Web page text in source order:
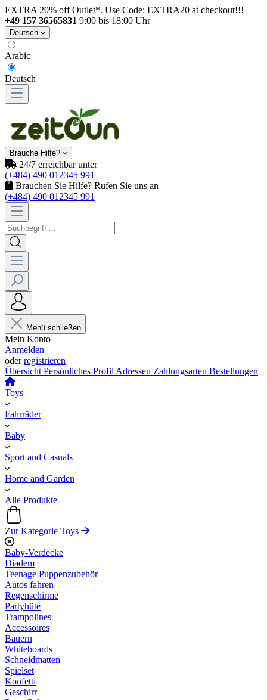
EXTRA 20% off Outlet*. Use Code: EXTRA20 at checkout!!!
+49 157 36565831 9:00 bis 18:00 Uhr
Deutsch
Arabic
Deutsch
Brauche Hilfe?
24/7 erreichbar unter
(+484) 490 012345 991
Brauchen Sie Hilfe? Rufen Sie uns an
(+484) 490 012345 991
Menü schließen
Mein Konto
Anmelden
oderregistrieren
Übersicht Persönliches Profil Adressen Zahlungsarten Bestellungen
Toys
Fahrräder
Baby
Sport and Casuals
Home and Garden
Alle Produkte
Zur Kategorie Toys
Baby-Verdecke
Diadem
Teenage Puppenzubehör
Autos fahren
Regenschirme
Partyhüte
Trampolines
Accessoires
Bauern
Whiteboards
Schneidmatten
Spielset
Konfetti
Geschirr